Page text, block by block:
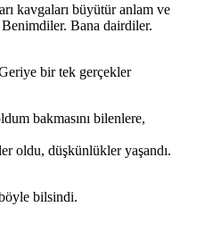
kavgaları büyütür anlam ve
Bana dairdiler.
bir tek gerçekler
bakmasını bilenlere,
oldu, düşkünlükler yaşandı.
bilsindi.